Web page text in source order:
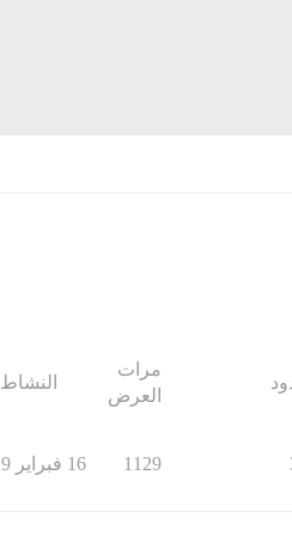
مرات
العرض
النشاط
1129 16 فبراير 2019